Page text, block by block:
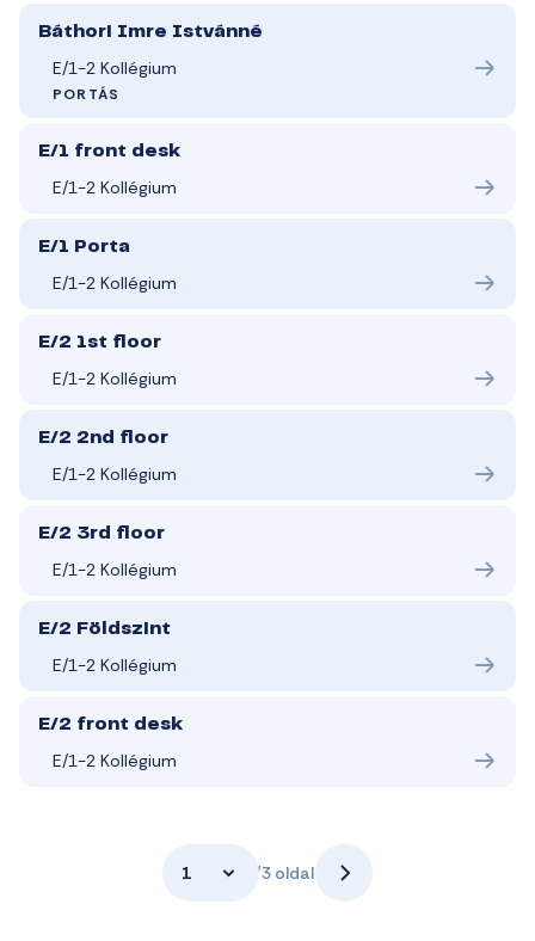
Báthori Imre Istvánné
E/1-2 Kollégium
PORTÁS
E/1 front desk
E/1-2 Kollégium
E/1 Porta
E/1-2 Kollégium
E/2 1st floor
E/1-2 Kollégium
E/2 2nd floor
E/1-2 Kollégium
E/2 3rd floor
E/1-2 Kollégium
E/2 Földszint
E/1-2 Kollégium
E/2 front desk
E/1-2 Kollégium
1 /3 oldal